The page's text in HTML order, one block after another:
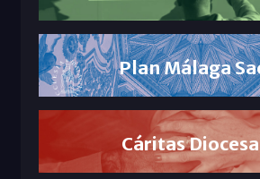
Plan Málaga
Cáritas